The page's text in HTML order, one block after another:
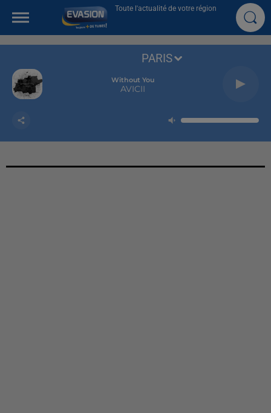
Toute l'actualité de votre région
Without You
AVICII
PARIS